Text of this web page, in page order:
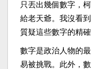
只丟出幾個數字，
給老天爺。我沒看
質疑這些數字的精確
數字是政治人物的
易被挑戰。此外，